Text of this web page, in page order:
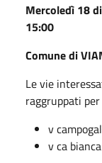
Mercoledì 18
15:00
Comune di
Le vie
raggruppati
v
v ca